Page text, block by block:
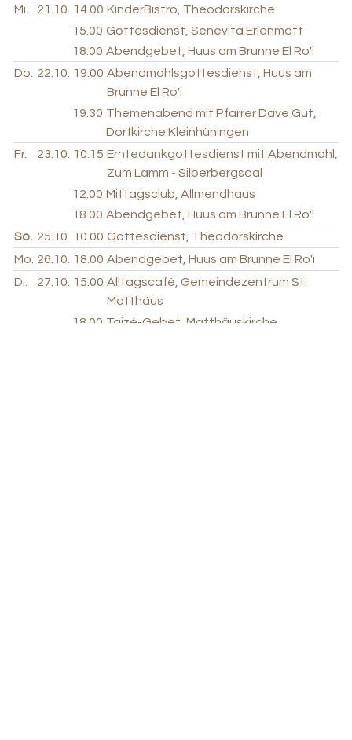
Mi.
21.10. 14.00 KinderBistro, Theodorskirche
15.00 Gottesdienst, Senevita Erlenmatt
18.00 Abendgebet, Huus am Brunne El Ro'i
Do.
22.10. 19.00 Abendmahlsgottesdienst, Huus am
Brunne El Ro'i
19.30 Themenabend mit Pfarrer Dave Gut,
Dorfkirche Kleinhüningen
Fr.
23.10. 10.15 Erntedankgottesdienst mit Abendmahl,
Zum Lamm - Silberbergsaal
12.00 Mittagsclub, Allmendhaus
18.00 Abendgebet, Huus am Brunne El Ro'i
So. 25.10. 10.00 Gottesdienst, Theodorskirche
Mo. 26.10. 18.00 Abendgebet, Huus am Brunne El Ro'i
Di.
27.10. 15.00 Alltagscafé, Gemeindezentrum St.
Matthäus
18.00 Taizé-Gebet, Matthäuskirche